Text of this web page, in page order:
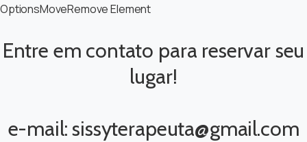
OptionsMoveRemove Element
Entre em contato para reservar seu
lugar!
e-mail: sissyterapeuta@gmail.com